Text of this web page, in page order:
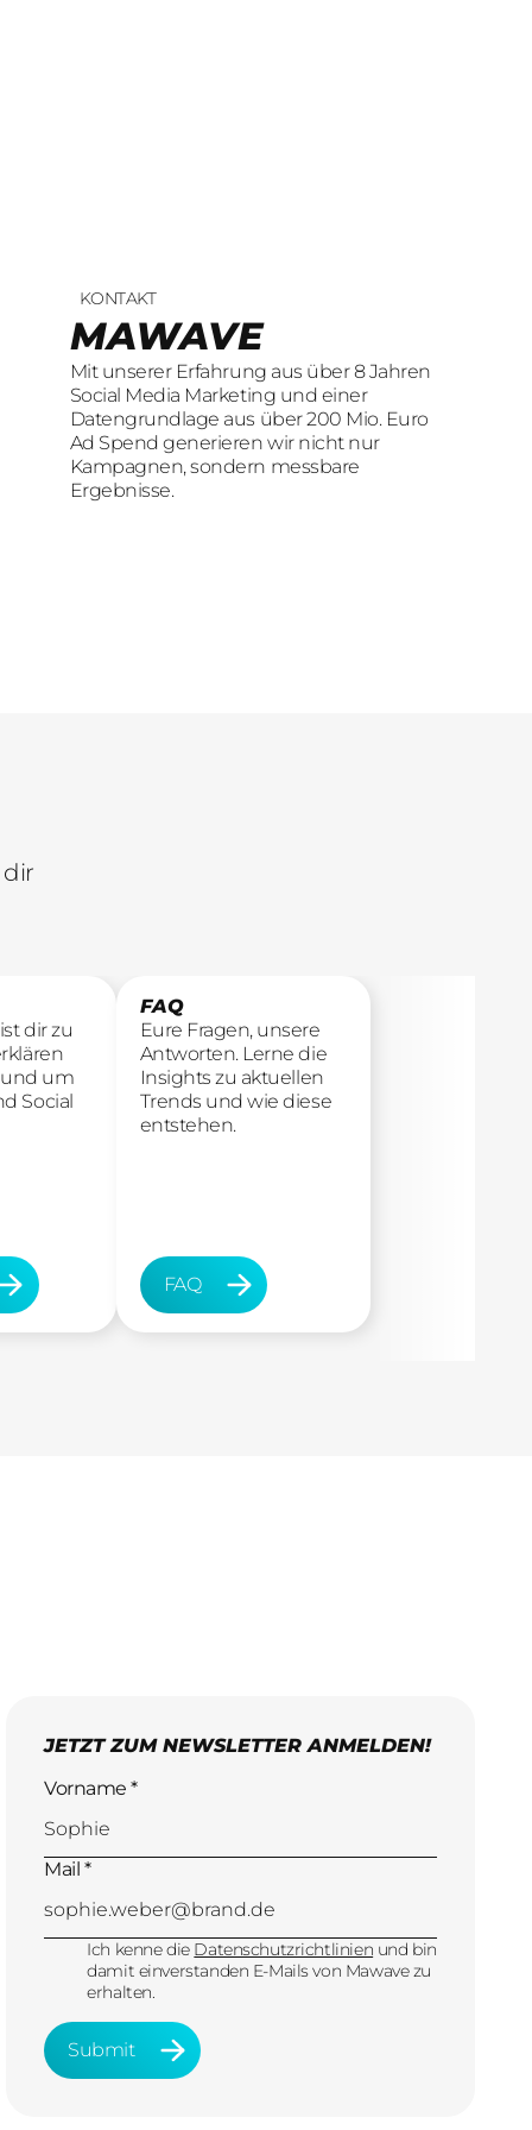
KONTAKT
MAWAVE
Mit unserer Erfahrung aus über 8 Jahren
Social Media Marketing und einer
Datengrundlage aus über 200 Mio. Euro
Ad Spend generieren wir nicht nur
Kampagnen, sondern messbare
Ergebnisse.
UNSERE LEISTUNGEN
SOCIAL LEAD
AGENTUR
Mit unserer Erfahrung aus über 8 Jahren
Social Media Marketing und einer
Datengrundlage aus über 200 Mio. Euro
Ad Spend generieren wir nicht nur
KOMM INS TEAM
Wir sind auf der Suche nach motivierten
und engagierten Menschen, die mit
kreativen Ideen und
LeidenschaftConsumer Brands auf Social
übersetzen.
dir
dir zu
um
Social
FAQ
Eure Fragen, unsere
Antworten. Lerne die
Insights zu aktuellen
Trends und wie diese
entstehen.
FAQ
FAQ
JETZT ZUM NEWSLETTER ANMELDEN!
Vorname *
Mail *
Ich kenne die Datenschutzrichtlinien und bin
damit einverstanden E-Mails von Mawave zu
erhalten.
Submit